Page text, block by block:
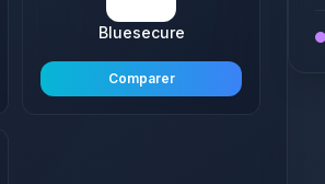
Bluesecure
Comparer